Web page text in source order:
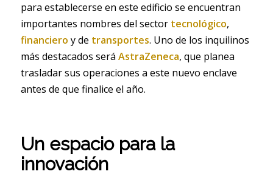
para establecerse en este edificio se encuentran
importantes nombres del sector tecnológico,
financiero y de transportes. Uno de los inquilinos
más destacados será AstraZeneca, que planea
trasladar sus operaciones a este nuevo enclave
antes de que finalice el año.
Un espacio para la
innovación